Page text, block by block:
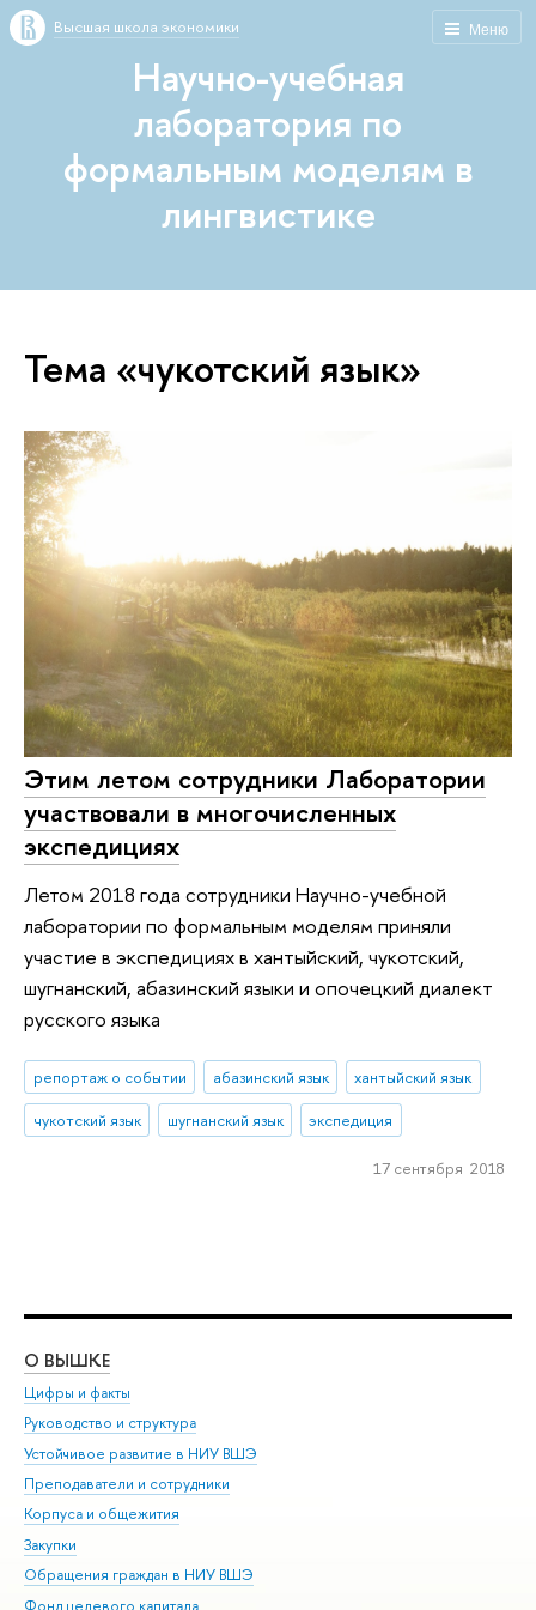
Меню
Высшая школа экономики
Научно-учебная
лаборатория по
формальным моделям в
лингвистике
Тема «чукотский язык»
Этим летом сотрудники Лаборатории
участвовали в многочисленных
экспедициях
Летом 2018 года сотрудники Научно-учебной
лаборатории по формальным моделям приняли
участие в экспедициях в хантыйский, чукотский,
шугнанский, абазинский языки и опочецкий диалект
русского языка
репортаж о событии абазинский язык
хантыйский язык
чукотский язык
шугнанский язык экспедиция
17 сентября 2018
О ВЫШКЕ
Цифры и факты
Руководство и структура
Устойчивое развитие в НИУ ВШЭ
Преподаватели и сотрудники
Корпуса и общежития
Закупки
Обращения граждан в НИУ ВШЭ
Фонд целевого капитала